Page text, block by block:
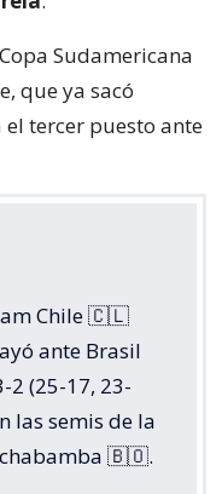
Sudamericana
que ya sacó
tercer puesto ante
Chile 🇨🇱
ante Brasil
(25-17, 23-
las semis de la
🇧🇴.